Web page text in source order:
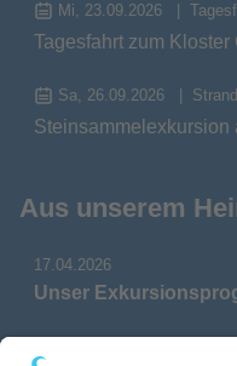
Mi, 23.09.2026
Tagesfahrt zum
Sa, 26.09.2026
Steinsammelexkursion
Aus unserem
17.04.2026
Unser
17.04.2026